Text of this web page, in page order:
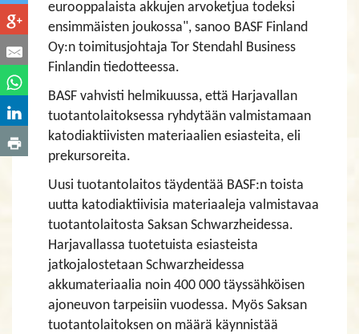
eurooppalaista akkujen arvoketjua todeksi
ensimmäisten joukossa", sanoo BASF Finland
Oy:n toimitusjohtaja Tor Stendahl Business
Finlandin tiedotteessa.
BASF vahvisti helmikuussa, että Harjavallan
tuotantolaitoksessa ryhdytään valmistamaan
katodiaktiivisten materiaalien esiasteita, eli
prekursoreita.
Uusi tuotantolaitos täydentää BASF:n toista
uutta katodiaktiivisia materiaaleja valmistavaa
tuotantolaitosta Saksan Schwarzheidessa.
Harjavallassa tuotetuista esiasteista
jatkojalostetaan Schwarzheidessa
akkumateriaalia noin 400 000 täyssähköisen
ajoneuvon tarpeisiin vuodessa. Myös Saksan
tuotantolaitoksen on määrä käynnistää